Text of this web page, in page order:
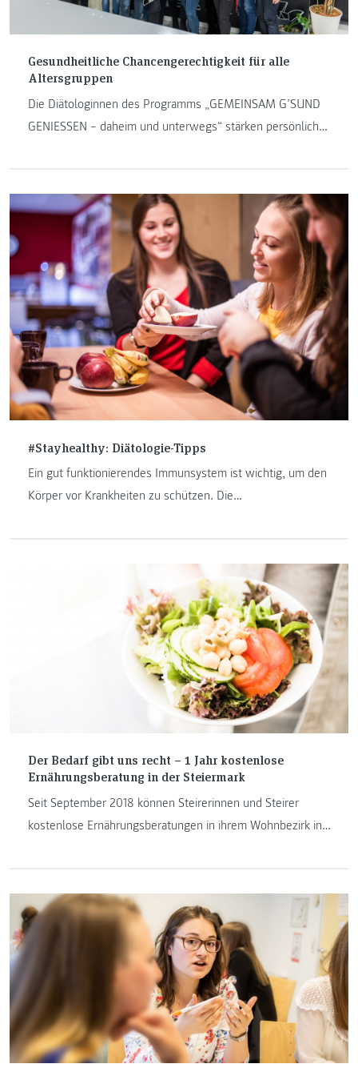
Gesundheitliche Chancengerechtigkeit für alle
Altersgruppen
Die Diätologinnen des Programms „GEMEINSAM G’SUND
GENIESSEN – daheim und unterwegs“ stärken persönlich
als Chance zur Weiterentwicklung des Programms genutzt.
Besonders Seniorinnen und Senioren sollen zukünftig von
den kostenlosen Ernährungsberatungen profitieren.
#Stayhealthy: Diätologie-Tipps
Ein gut funktionierendes Immunsystem ist wichtig, um den
Körper vor Krankheiten zu schützen. Die
für die kalte Jahreszeit und gegen Krankheitserreger
gewappnet werden - auch in Zeiten von Corona.
Der Bedarf gibt uns recht – 1 Jahr kostenlose
Ernährungsberatung in der Steiermark
Seit September 2018 können Steirerinnen und Steirer
kostenlose Ernährungsberatungen in ihrem Wohnbezirk in